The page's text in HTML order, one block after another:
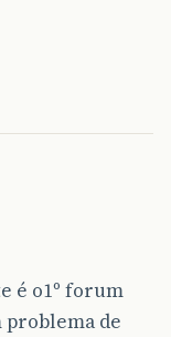
é o1º forum
problema de